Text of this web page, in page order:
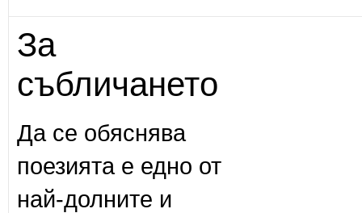
За
събличането
Да се обяснява
поезията е едно от
най-долните и